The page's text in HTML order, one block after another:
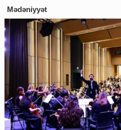
Mədəniyyət